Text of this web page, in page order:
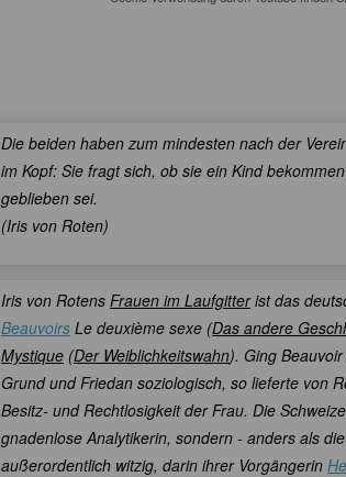
Die beiden haben zum mindesten nach der
im Kopf: Sie fragt sich, ob sie ein Kind
geblieben sei.
(Iris von Roten)
Iris von Rotens Frauen im Laufgitterist das
Beauvoirs Le deuxième sexe (Das andere
Mystique (Der Weiblichkeitswahn). Ging
Grund und Friedan soziologisch, so lieferte von
Besitz- und Rechtlosigkeit der Frau. Die
gnadenlose Analytikerin, sondern - anders als
außerordentlich witzig, darin ihrer Vorgängerin